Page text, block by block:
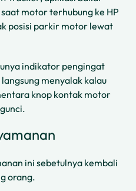
motor terhubung ke HP
posisi parkir motor lewat
indikator pengingat
menyalak kalau
knop kontak motor
ini sebetulnya kembali
orang.